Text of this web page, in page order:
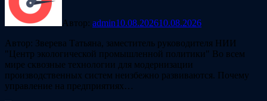
Автор: admin10.08.202610.08.2026
Автор: Зверева Татьяна, заместитель руководителя НИИ
"Центр экологической промышленной политики" Во всем
мире сквозные технологии для модернизации
производственных систем неизбежно развиваются. Почему
управление на предприятиях…